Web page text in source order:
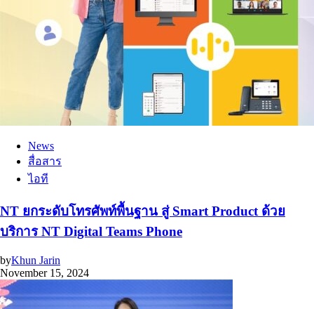
News
สื่อสาร
ไอที
NT ยกระดับโทรศัพท์พื้นฐาน สู่ Smart Product ด้วย
บริการ NT Digital Teams Phone
byKhun Jarin
November 15, 2024